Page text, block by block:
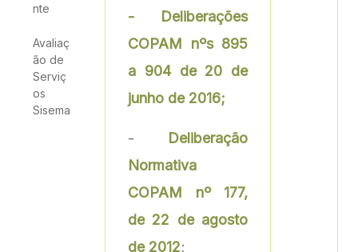
nte
Avaliaç
ão de
Serviç
os
Sisema
- Deliberações
COPAM nºs 895
a 904 de 20 de
junho de 2016;
- Deliberação
Normativa
COPAM nº 177,
de 22 de agosto
de 2012;